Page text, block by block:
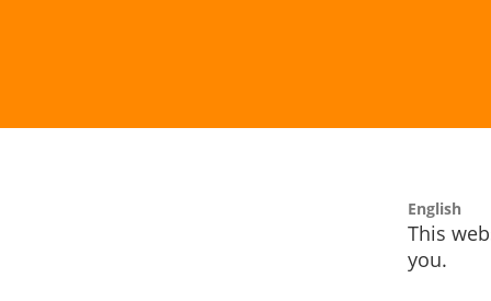
English
This
you.